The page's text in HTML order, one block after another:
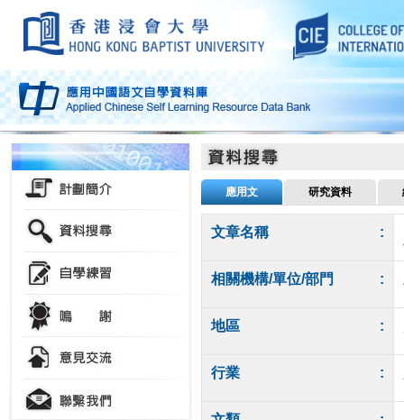
應用文 研究資料
文章名稱 :
相關機構/單位/部門 :
地區 :
行業 :